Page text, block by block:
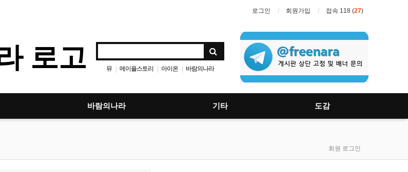
로그인 회원가입 접속 118 (27)
뮤 | 메이플스토리 | 아이온 | 바람의나라
| 디아블로
바람의나라 기타 도감
회원 로그인